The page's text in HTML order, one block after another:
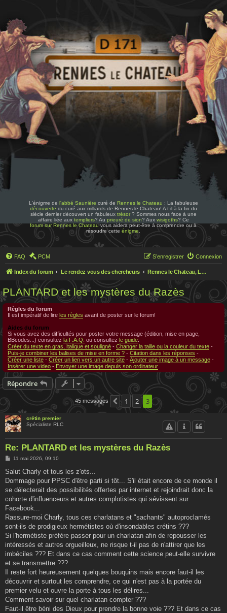
L'énigme de l'abbé Saunière curé de Rennes le Chateau : La fabuleuse
découverte du curé aux milliards de Rennes le Chateau! A t-il à la fin du
siècle dernier découvert un fabuleux trésor? Sommes nous face à une
affaire liée aux templiers? Au prieuré de sion? Aux wisigoths? Ce
forum sur Rennes le Chateauvous aidera peut-être à comprendre ou à
résoudre cetteénigme
FAQ PCM Connexion
S’enregistrer
Index du forum Le rendez vous des chercheurs Rennes le Chateau, Le rendez-vous des chercheurs
PLANTARD et les mystères du Razès
Règles du forum
Il est impératif de lire les règles avant de poster sur le forum!
Aides du forum
Si vous avez des difficultés pour poster votre message (édition, mise en page,
BBcodes...) consultez la F.A.Q. ou consultez le guide:
Créer du texte en gras, italique et souligné - Changer la taille ou la couleur du texte -
Puis-je combiner les balises de mise en forme ? - Citation dans les réponses -
Créer une liste - Créer un lien vers un autre site - Ajouter une image à un message -
Insérer une video - Envoyer une image depuis son ordinateur
Répondre
45 messages Précédente
1 2 3
crétin premier
Spécialiste RLC
Re: PLANTARD et les mystères du Razès
M
s
a
g
11 mai 2026, 09:10
Salut Charly et tous les z'ots...
Dommage pour PPSC d'être parti si tôt... S'il était encore de ce monde il
se délecterait des possibilités offertes par internet et rejoindrait donc la
cohorte d'influenceurs et autres complotistes qui sévissent sur
Facebook...
Rassure-moi Charly, tous ces charlatans et "sachants" autoproclamés
sont-ils de prodigieux hermétistes où d'insondables crétins ???
Si l'hermétiste préfère passer pour un charlatan afin de repousser les
intéressés et autres orgueilleux, ne risque t-il pas de n'attirer que les
imbéciles ??? Et dans ce cas comment cette science peut-elle survivre
et se transmettre ???
Il reste fort heureusement quelques bouquins mais encore faut-il les
découvrir et surtout les comprendre, ce qui n'est pas à la portée du
premier velu et ouvre la porte à tous les délires...
Comment savoir sur quel charlatan compter ???
Faut-il être béni des Dieux pour prendre la bonne voie ??? Et dans ce cas